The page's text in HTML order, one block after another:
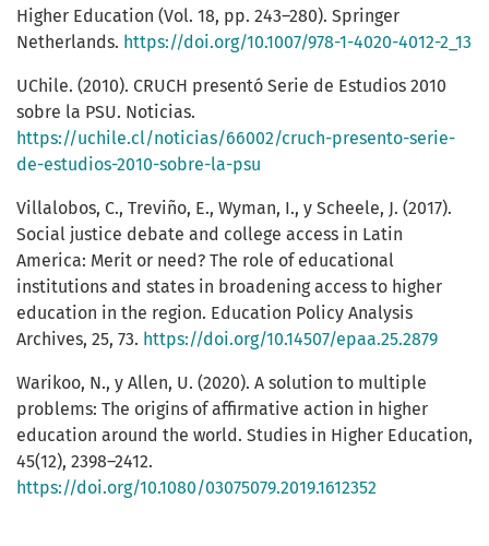
Higher Education (Vol. 18, pp. 243–280). Springer
Netherlands. https://doi.org/10.1007/978-1-4020-4012-2_13
UChile. (2010). CRUCH presentó Serie de Estudios 2010
sobre la PSU. Noticias.
https://uchile.cl/noticias/66002/cruch-presento-serie-
de-estudios-2010-sobre-la-psu
Villalobos, C., Treviño, E., Wyman, I., y Scheele, J. (2017).
Social justice debate and college access in Latin
America: Merit or need? The role of educational
institutions and states in broadening access to higher
education in the region. Education Policy Analysis
Archives, 25, 73. https://doi.org/10.14507/epaa.25.2879
Warikoo, N., y Allen, U. (2020). A solution to multiple
problems: The origins of affirmative action in higher
education around the world. Studies in Higher Education,
45(12), 2398–2412.
https://doi.org/10.1080/03075079.2019.1612352